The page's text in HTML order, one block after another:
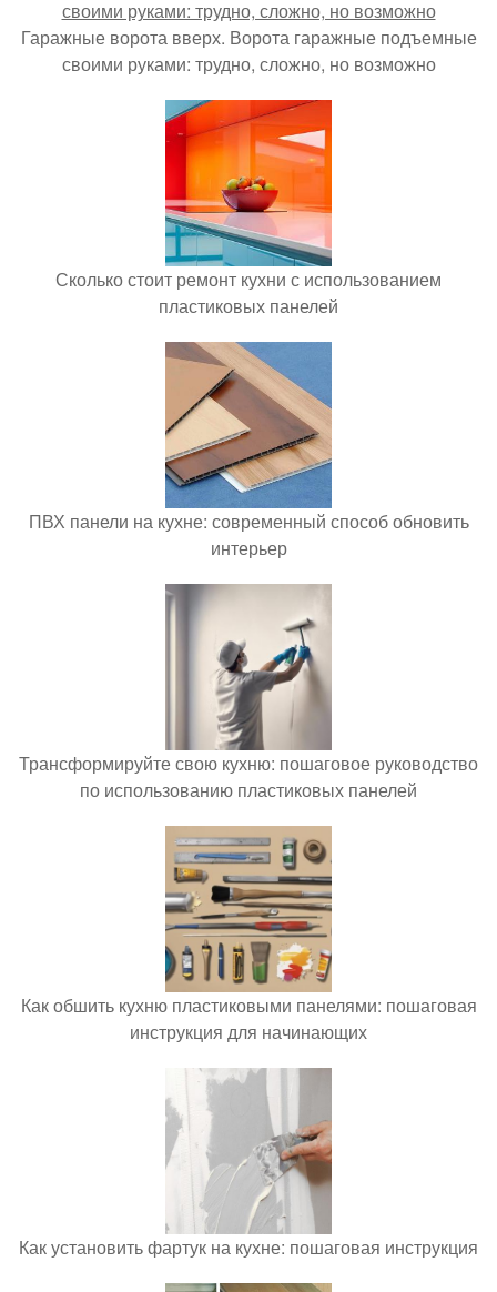
Гаражные ворота вверх. Ворота гаражные подъемные
своими руками: трудно, сложно, но возможно
Сколько стоит ремонт кухни с использованием
пластиковых панелей
ПВХ панели на кухне: современный способ обновить
интерьер
Трансформируйте свою кухню: пошаговое руководство
по использованию пластиковых панелей
Как обшить кухню пластиковыми панелями: пошаговая
инструкция для начинающих
Как установить фартук на кухне: пошаговая инструкция